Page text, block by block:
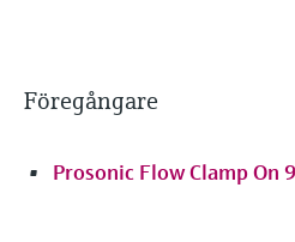
Föregångare
Prosonic Flow Clamp On